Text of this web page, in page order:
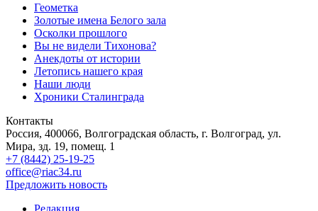
Геометка
Золотые имена Белого зала
Осколки прошлого
Вы не видели Тихонова?
Анекдоты от истории
Летопись нашего края
Наши люди
Хроники Сталинграда
Контакты
Россия, 400066, Волгоградская область, г. Волгоград, ул.
Мира, зд. 19, помещ. 1
+7 (8442) 25-19-25
office@riac34.ru
Предложить новость
Редакция